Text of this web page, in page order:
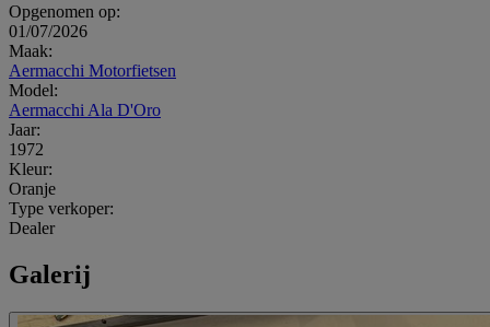
Opgenomen op:
01/07/2026
Maak:
Aermacchi Motorfietsen
Model:
Aermacchi Ala D'Oro
Jaar:
1972
Kleur:
Oranje
Type verkoper:
Dealer
Galerij